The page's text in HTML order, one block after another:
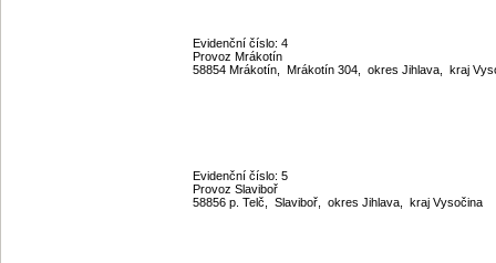
Evidenční číslo: 4
Provoz Mrákotín
58854 Mrákotín, Mrákotín 304, okres Jihlava, kraj
Evidenční číslo: 5
Provoz Slaviboř
58856 p. Telč, Slaviboř, okres Jihlava, kraj Vysočina